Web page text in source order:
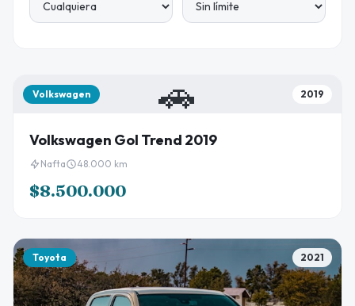
🚗
Volkswagen 2019
Volkswagen Gol Trend 2019
Nafta 48.000 km
$8.500.000
Toyota 2021